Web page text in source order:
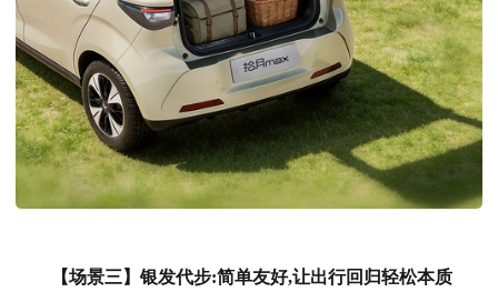
【场景三】银发代步:简单友好,让出行回归轻松本质